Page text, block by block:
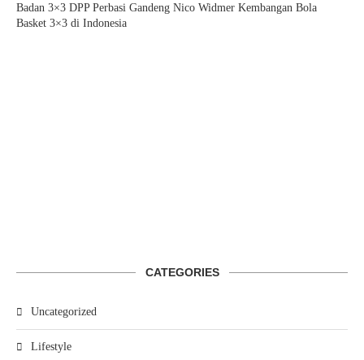
Badan 3×3 DPP Perbasi Gandeng Nico Widmer Kembangan Bola
Basket 3×3 di Indonesia
CATEGORIES
Uncategorized
Lifestyle